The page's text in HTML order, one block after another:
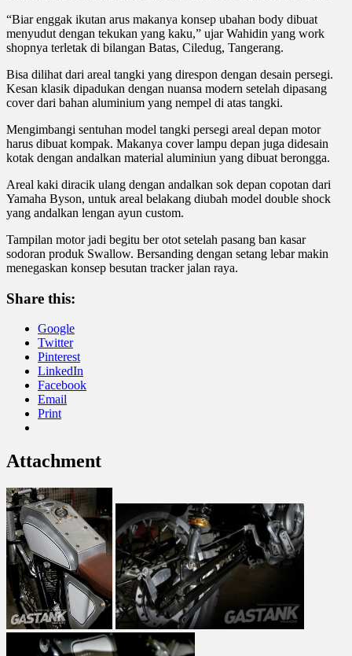
“Biar enggak ikutan arus makanya konsep ubahan body dibuat
menyudut dengan tekukan yang kaku,” ujar Wahidin yang work
shopnya terletak di bilangan Batas, Ciledug, Tangerang.
Bisa dilihat dari areal tangki yang direspon dengan desain persegi.
Kesan klasik dipadukan dengan nuansa modern setelah dipasang
cover dari bahan aluminium yang nempel di atas tangki.
Mengimbangi sentuhan model tangki persegi areal depan motor
harus dibuat kompak. Makanya cover lampu depan juga didesain
kotak dengan andalkan material aluminiun yang dibuat berongga.
Areal kaki diracik ulang dengan andalkan sok depan copotan dari
Yamaha Byson, untuk areal belakang diubah model double shock
yang andalkan lengan ayun custom.
Tampilan motor jadi begitu ber otot setelah pasang ban kasar
sodoran produk Swallow. Bersanding dengan setang lebar makin
menegaskan konsep besutan tracker jalan raya.
Share this:
Google
Twitter
Pinterest
LinkedIn
Facebook
Email
Print
Attachment